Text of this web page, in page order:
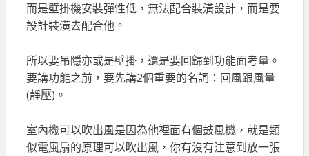
而是壁掛機安裝彈性低，無法配合裝潢設計，而是要
設計裝潢去配合他。
所以要吊隱亦或是壁掛，還是要回歸到功能面考量。
要講功能之前，要先講2個重要的名詞：回風跟風量
(靜壓)。
室內機可以吹出風是因為他裡面有個鼓風機，就是類
似電風扇的原理可以吹出風，你有沒有注意到放一張